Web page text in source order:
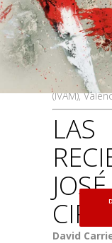
Texto
2011”.
(IVAM),
CIRIA
David